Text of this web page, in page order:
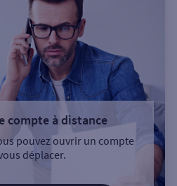
compte à distance
pouvez ouvrir un compte
déplacer.